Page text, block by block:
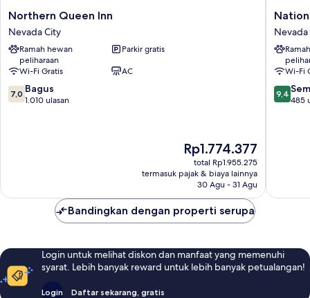
Northern
Queen
Inn
Nevada
City
Northern Queen Inn
Nevada City
Ramah hewan
peliharaan
Parkir gratis
Wi-Fi Gratis
AC
7.0
dari
7,0 Bagus
1.010 ulasan
Harga
sekarang
Rp1.774.377
Rp1.774.377
total Rp1.955.275
termasuk pajak & biaya lainnya
30 Agu - 31 Agu
National
Hotel
Nevada
City
Nevada
Wi-Fi
9.4
dari
9,4
485
Bandingkan dengan properti serupa
Login untuk melihat diskon dan manfaat yang memenuhi
syarat. Lebih banyak reward untuk lebih banyak petualangan!
Login Daftar sekarang, gratis